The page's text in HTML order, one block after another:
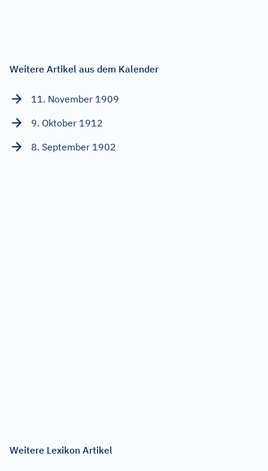
Weitere Artikel aus dem Kalender
11. November 1909
9. Oktober 1912
8. September 1902
Weitere Lexikon Artikel